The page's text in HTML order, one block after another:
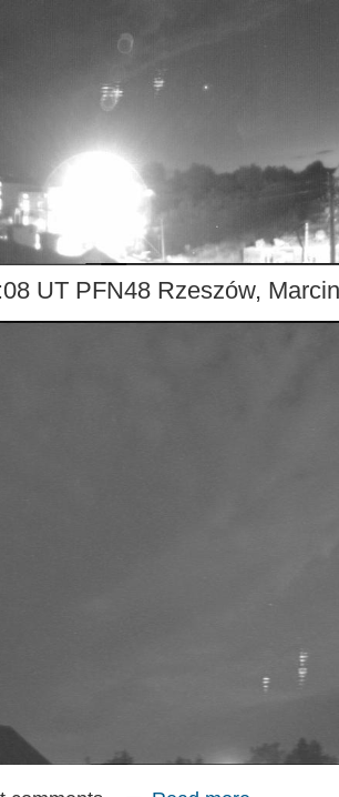
UT PFN48 Rzeszów,